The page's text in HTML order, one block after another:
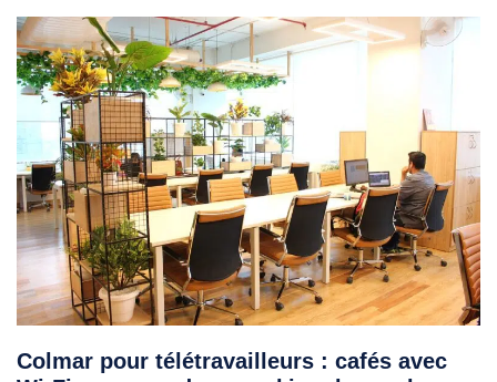
Colmar pour télétravailleurs : cafés avec